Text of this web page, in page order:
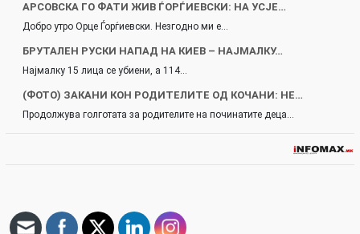
АРСОВСКА ГО ФАТИ ЖИВ ЃОРЃИЕВСКИ: НА УСЈЕ…
Добро утро Орце Ѓорѓиевски. Незгодно ми е…
БРУТАЛЕН РУСКИ НАПАД НА КИЕВ – НАЈМАЛКУ…
Најмалку 15 лица се убиени, а 114…
(ФОТО) ЗАКАНИ КОН РОДИТЕЛИТЕ ОД КОЧАНИ: НЕ…
Продолжува голготата за родителите на починатите деца…